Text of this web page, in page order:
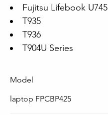
Fujitsu Lifebook U745
T935
T936
T904U Series
Model
laptop FPCBP425